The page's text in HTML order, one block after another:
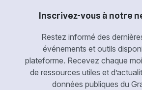
Inscrivez-vous à notre
Restez informé des
événements et outils
plateforme. Recevez chaque
de ressources utiles et
données publiques du